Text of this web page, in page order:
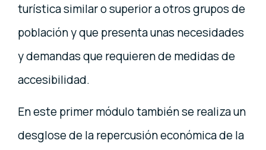
turística similar o superior a otros grupos de
población y que presenta unas necesidades
y demandas que requieren de medidas de
accesibilidad.
En este primer módulo también se realiza un
desglose de la repercusión económica de la